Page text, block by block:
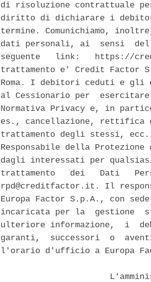
di risoluzione contrattuale
diritto di dichiarare i
termine. Comunichiamo,
dati personali, ai  sensi
seguente   link:   https://
trattamento e' Credit Factor
Roma. I debitori ceduti e gli
al Cessionario per
Normativa Privacy e, in
es., cancellazione, rettifica
trattamento degli stessi,
Responsabile della
dagli interessati per
trattamento   dei   Dati
rpd@creditfactor.it. Il
Europa Factor S.p.A., con
incaricata per la  gestione
ulteriore informazione,  i
garanti,  successori  o
l'orario d'ufficio a Europa